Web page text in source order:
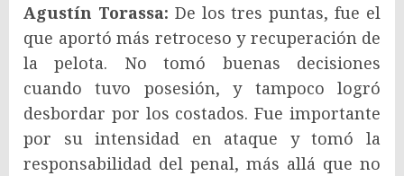
Agustín Torassa: De los tres puntas, fue el
que aportó más retroceso y recuperación de
la pelota. No tomó buenas decisiones
cuando tuvo posesión, y tampoco logró
desbordar por los costados. Fue importante
por su intensidad en ataque y tomó la
responsabilidad del penal, más allá que no